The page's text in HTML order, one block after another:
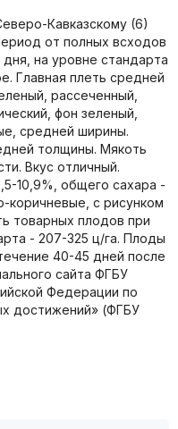
Кавказскому (6)
от полных всходов
на уровне стандарта
Главная плеть средней
рассеченный,
фон зеленый,
средней ширины.
толщины. Мякоть
Вкус отличный.
10,9%, общего сахара -
коричневые, с рисунком
товарных плодов при
- 207-325 ц/га. Плоды
40-45 дней после
сайта ФГБУ
Федерации по
достижений» (ФГБУ